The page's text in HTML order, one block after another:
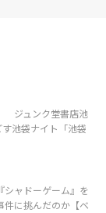
ジュンク堂書店池
池袋ナイト「池袋
シャドーゲーム』を
件に挑んだのか【ベ